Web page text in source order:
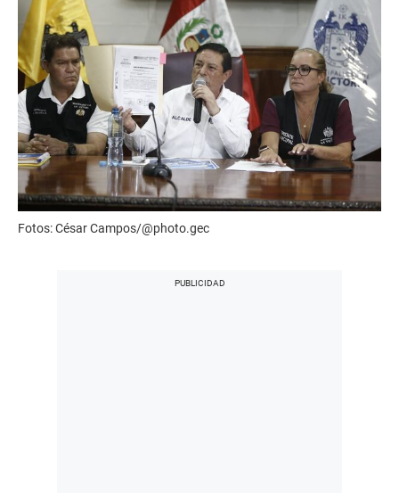
Fotos: César Campos/@photo.gec